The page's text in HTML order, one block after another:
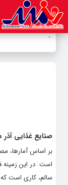
-
صنایع غذایی آذر
بر اساس آمارها،
است. در این زمینه
سالم، کاری است